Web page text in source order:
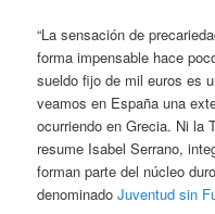
“La sensación de
forma impensable hace
sueldo fijo de mil euros es
veamos en España una
ocurriendo en Grecia. Ni la
resume Isabel Serrano,
forman parte del núcleo
denominadoJuventud sin